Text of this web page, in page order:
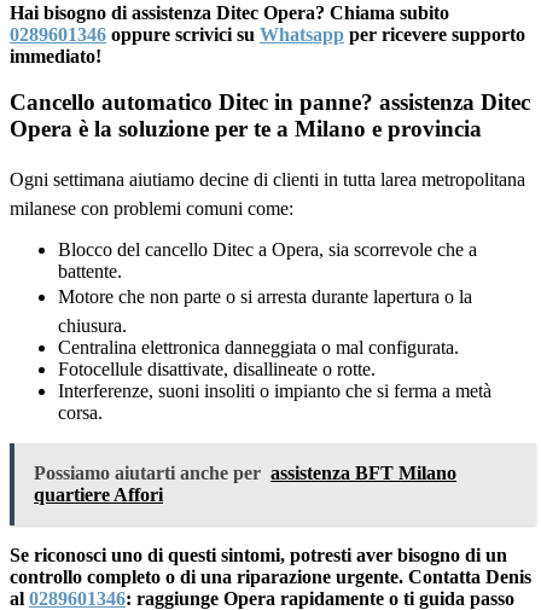
Hai bisogno di assistenza Ditec Opera? Chiama subito
0289601346 oppure scrivici su Whatsapp per ricevere supporto
immediato!
Cancello automatico Ditec in panne? assistenza Ditec
Opera è la soluzione per te a Milano e provincia
Ogni settimana aiutiamo decine di clienti in tutta larea metropolitana
milanese con problemi comuni come:
Blocco del cancello Ditec a Opera, sia scorrevole che a
battente.
Motore che non parte o si arresta durante lapertura o la
chiusura.
Centralina elettronica danneggiata o mal configurata.
Fotocellule disattivate, disallineate o rotte.
Interferenze, suoni insoliti o impianto che si ferma a metà
corsa.
Possiamo aiutarti anche per assistenza BFT Milano
quartiere Affori
Se riconosci uno di questi sintomi, potresti aver bisogno di un
controllo completo o di una riparazione urgente. Contatta Denis
al 0289601346: raggiunge Opera rapidamente o ti guida passo